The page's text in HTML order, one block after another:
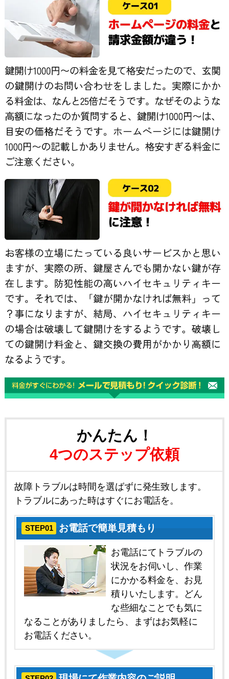
かんたん！
4つのステップ依頼
故障トラブルは時間を選ばずに発生致します。
トラブルにあった時はすぐにお電話を。
STEP01 お電話で簡単見積もり
お電話にてトラブルの
状況をお伺いし、作業
にかかる料金を、お見
積りいたします。どん
な些細なことでも気に
なることがありましたら、まずはお気軽に
お電話ください。